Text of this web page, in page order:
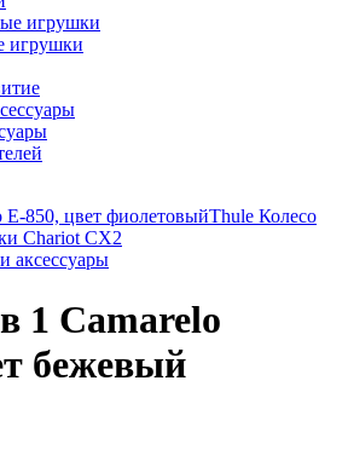
игрушки
игрушки
Е-850, цвет фиолетовыйThule Колесо
Chariot CX2
аксессуары
1 Camarelo
бежевый